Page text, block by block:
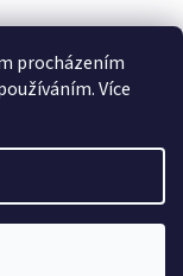
procházením
Více
vyhrazena.Upravit